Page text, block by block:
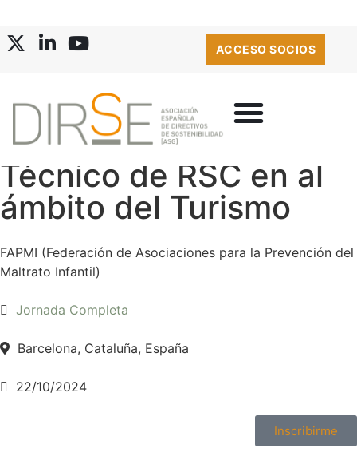
ACCESO SOCIOS
Técnico de RSC en al
ámbito del Turismo
FAPMI (Federación de Asociaciones para la Prevención del
Maltrato Infantil)
Jornada Completa
Barcelona, Cataluña, España
22/10/2024
Inscribirme